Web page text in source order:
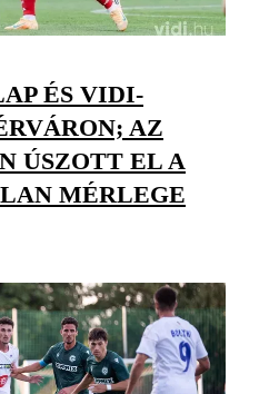
ÉS VIDI-
AZ
ÚSZOTT EL A
MÉRLEGE